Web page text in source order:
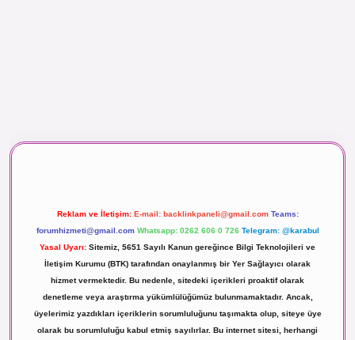
Reklam ve İletişim: E-mail: backlinkpaneli@gmail.com Teams:
forumhizmeti@gmail.com Whatsapp: 0262 606 0 726 Telegram: @karabul
Yasal Uyarı: Sitemiz, 5651 Sayılı Kanun gereğince Bilgi Teknolojileri ve
İletişim Kurumu (BTK) tarafından onaylanmış bir Yer Sağlayıcı olarak
hizmet vermektedir. Bu nedenle, sitedeki içerikleri proaktif olarak
denetleme veya araştırma yükümlülüğümüz bulunmamaktadır. Ancak,
üyelerimiz yazdıkları içeriklerin sorumluluğunu taşımakta olup, siteye üye
olarak bu sorumluluğu kabul etmiş sayılırlar. Bu internet sitesi, herhangi